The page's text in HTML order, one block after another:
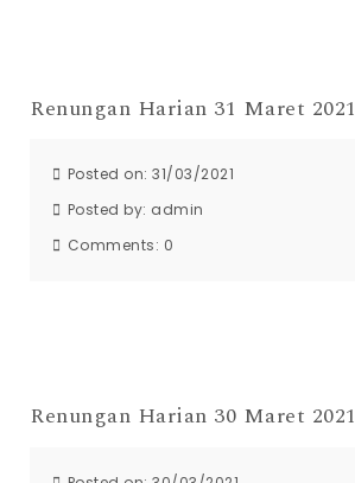
Renungan Harian 31 Maret 2021
Posted on: 31/03/2021
Posted by: admin
Comments: 0
Renungan Harian 30 Maret 2021